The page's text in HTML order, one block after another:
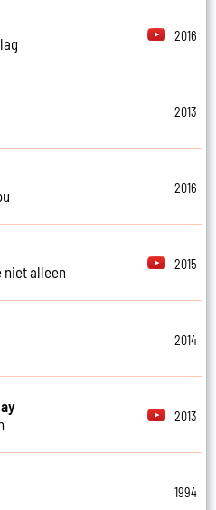
2016
2013
2016
niet alleen
2015
2014
2013
1994